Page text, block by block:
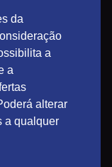
da
a
a
alterar
a qualquer